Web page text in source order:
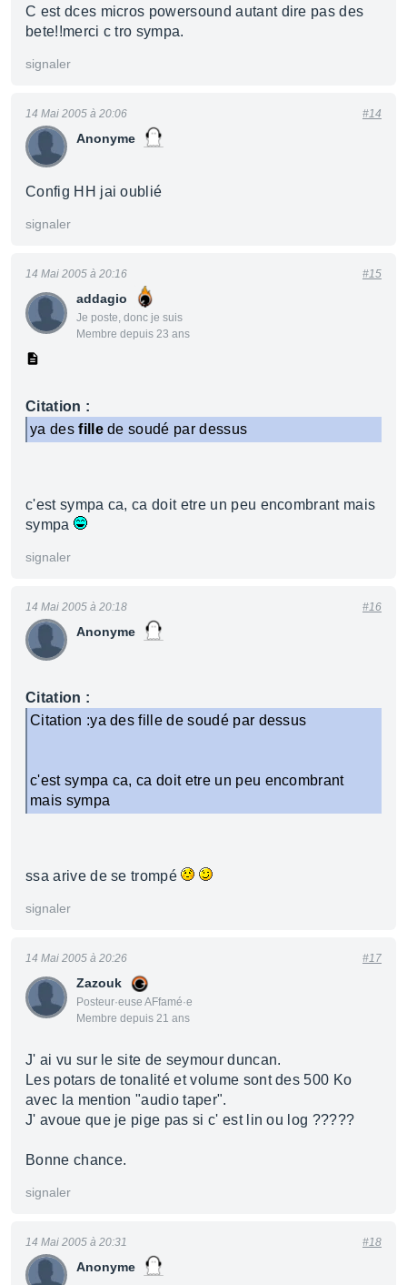
C est dces micros powersound autant dire pas des
bete!!merci c tro sympa.
signaler
Anonyme
14 Mai 2005 à 20:06 #14
Config HH jai oublié
signaler
addagio
Je poste, donc je suis
Membre depuis 23 ans
14 Mai 2005 à 20:16 #15
Citation :
ya desfillede soudé par dessus
c'est sympa ca, ca doit etre un peu encombrant mais
sympa
signaler
Anonyme
14 Mai 2005 à 20:18 #16
Citation :
Citation :ya des fille de soudé par dessus
c'est sympa ca, ca doit etre un peu encombrant
mais sympa
ssa arive de se trompé
signaler
Zazouk
Posteur·euse AFfamé·e
Membre depuis 21 ans
14 Mai 2005 à 20:26 #17
J' ai vu sur le site de seymour duncan.
Les potars de tonalité et volume sont des 500 Ko
avec la mention "audio taper".
J' avoue que je pige pas si c' est lin ou log ?????
Bonne chance.
signaler
Anonyme
14 Mai 2005 à 20:31 #18